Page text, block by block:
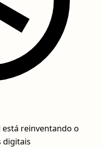
reinventando o
digitais